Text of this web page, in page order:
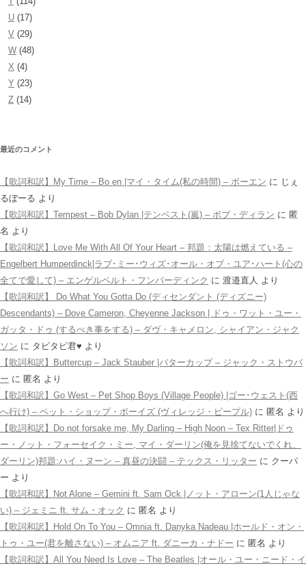
U (17)
V (29)
W (48)
X (4)
Y (23)
Z (14)
最近のコメント
【歌詞和訳】My Time – Bo en |マイ・タイム(私の時間) – ボーエン に じぇ
るぼーる より
【歌詞和訳】Tempest – Bob Dylan |テンペスト(嵐) – ボブ・ディラン に 匿
名 より
【歌詞和訳】Love Me With All Of Your Heart – 邦題：太陽は燃えている –
Engelbert Humperdinck|ラブ･ミー･ウィズ･オール・オブ・ユア･ハート(心の
全てで愛して) – エンゲルベルト・フンパーディンク に 渡邉直人 より
【歌詞和訳】 Do What You Gotta Do (ディセンダント (ディズニー)
Descendants) – Dove Cameron, Cheyenne Jackson | ドゥ・ワット・ユー・
ガッタ・ドゥ (するべき事をする) – ダヴ・キャメロン, シャイアン・ジャク
ソン に タピタピ君♥️ より
【歌詞和訳】Buttercup – Jack Stauber |バターカップ – ジャック・ストウバ
ー に 匿名 より
【歌詞和訳】Go West – Pet Shop Boys (Village People) |ゴー･ウェスト(西
へ行け) – ペット・ショップ・ボーイズ (ヴィレッジ・ピープル) に 匿名 より
【歌詞和訳】Do not forsake me, My Darling – High Noon – Tex Ritter|ドゥ
ー・ノット・フォーセイク・ミー, マイ・ダーリン(俺を見捨てないでくれ、
ダーリン)邦題:ハイ・ヌーン – 真昼の決闘 – テックス・リッター に クーパ
ー より
【歌詞和訳】Not Alone – Gemini ft. Sam Ock |ノット・アローン(1人じゃな
い) – ジェミニ ft. サム・オック に 匿名 より
【歌詞和訳】Hold On To You – Omnia ft. Danyka Nadeau |ホールド・オン・
トゥ・ユー(君を離さない) – オムニア ft. ダニーカ・ナドー に 匿名 より
【歌詞和訳】All You Need Is Love – The Beatles |オール・ユー・ニード・イ